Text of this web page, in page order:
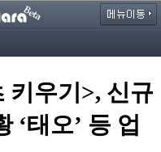
키우기>, 신규
‘태오’ 등 업